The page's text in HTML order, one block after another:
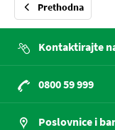
Prethodna
Kontaktirajte
0800 59 999
Poslovnice i